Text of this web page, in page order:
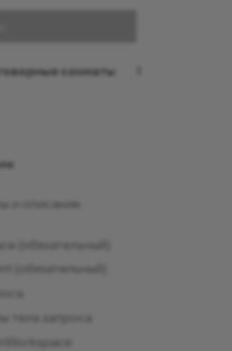
комнаты
и описание
(обязательный)
(обязательный)
тела запроса